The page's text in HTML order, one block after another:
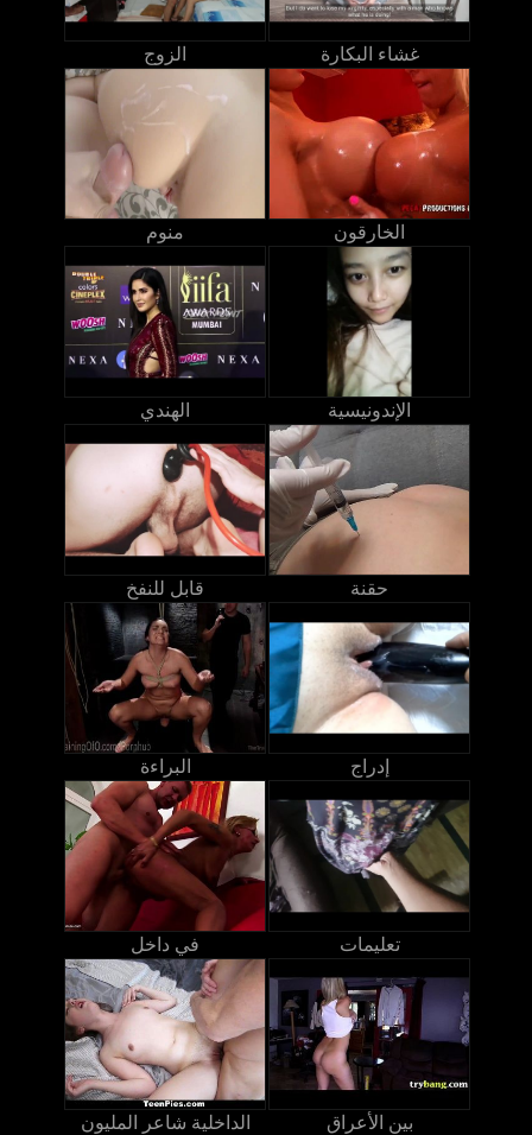
الزوج غشاء البكارة
منوم الخارقون
الهندي الإندونيسية
قابل للنفخ حقنة
البراءة إدراج
في داخل تعليمات
الداخلية شاعر المليون بين الأعراق